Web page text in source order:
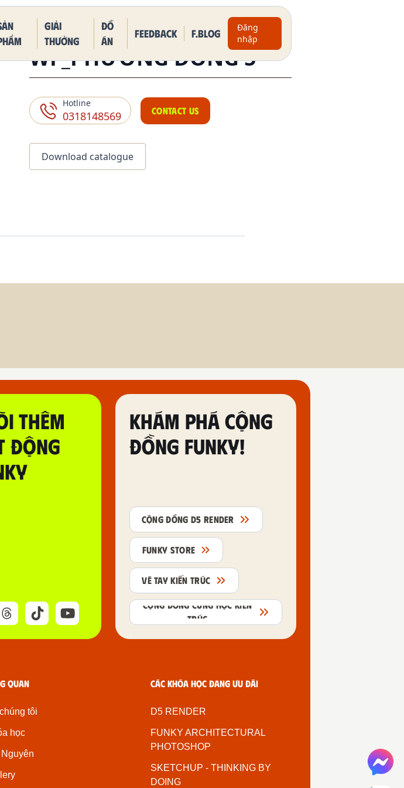
Giải
thưởng
Đồ
án
Feedback F.BLOG
Đăng
nhập
WF_PHƯƠNG ĐỒNG 5
Hotline
0318148569 CONTACT US
Download catalogue
THÊM
ĐỘNG
KHÁM PHÁ CỘNG
ĐỒNG FUNKY!
CỘNG ĐỒNG D5 RENDER
FUNKY STORE
VẼ TAY KIẾN TRÚC
CỘNG ĐỒNG CÙNG HỌC KIẾN
TRÚC
quan
tôi
học
Các khóa học đang ưu đãi
D5 RENDER
FUNKY ARCHITECTURAL
PHOTOSHOP
SKETCHUP - THINKING BY
DOING